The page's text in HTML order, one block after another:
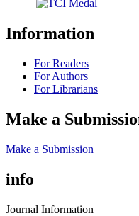
Information
For Readers
For Authors
For Librarians
Make a
Make a Submission
info
Journal Information